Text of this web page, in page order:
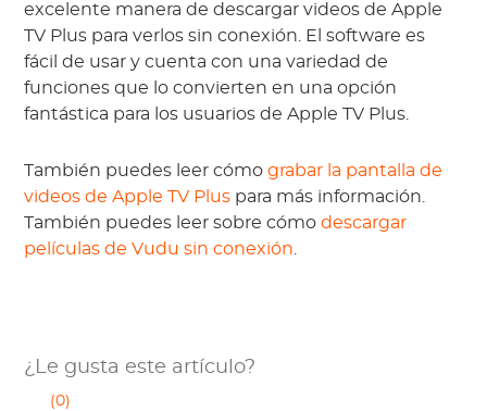
excelente manera de descargar videos de Apple
TV Plus para verlos sin conexión. El software es
fácil de usar y cuenta con una variedad de
funciones que lo convierten en una opción
fantástica para los usuarios de Apple TV Plus.
También puedes leer cómograbar la pantalla de
videos de Apple TV Plus para más información.
También puedes leer sobre cómodescargar
películas de Vudu sin conexión
¿Le gusta este artículo?
(0)